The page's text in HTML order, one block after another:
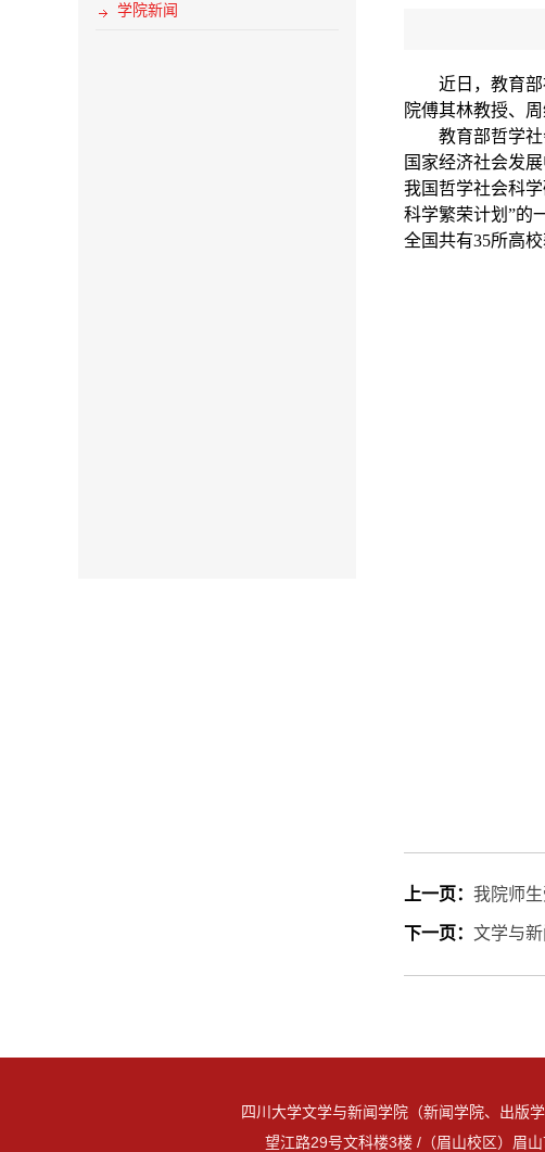
学院新闻
近日，教育
院傅其林教授、
教育部哲学
国家经济社会发
我国哲学社会科
科学繁荣计划”的
全国共有35所高
上一页： 我院师
下一页： 文学与
四川大学文学与新闻学院（新闻学院、出版
望江路29号文科楼3楼 /（眉山校区）